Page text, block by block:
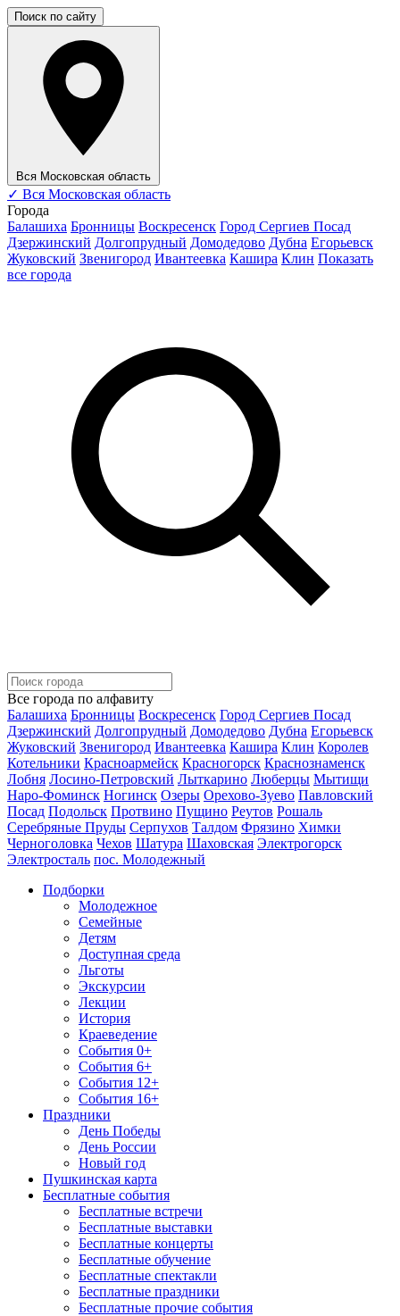
Поиск по сайту
Вся Московская область
✓ Вся Московская область
Города
Балашиха Бронницы Воскресенск Город Сергиев Посад
Дзержинский Долгопрудный Домодедово Дубна Егорьевск
Жуковский Звенигород Ивантеевка Кашира Клин Показать
все города
Все города по алфавиту
Балашиха Бронницы Воскресенск Город Сергиев Посад
Дзержинский Долгопрудный Домодедово Дубна Егорьевск
Жуковский Звенигород Ивантеевка Кашира Клин Королев
Котельники Красноармейск Красногорск Краснознаменск
Лобня Лосино-Петровский Лыткарино Люберцы Мытищи
Наро-Фоминск Ногинск Озеры Орехово-Зуево Павловский
Посад Подольск Протвино Пущино Реутов Рошаль
Серебряные Пруды Серпухов Талдом Фрязино Химки
Черноголовка Чехов Шатура Шаховская Электрогорск
Электросталь пос. Молодежный
Подборки
Молодежное
Семейные
Детям
Доступная среда
Льготы
Экскурсии
Лекции
История
Краеведение
События 0+
События 6+
События 12+
События 16+
Праздники
День Победы
День России
Новый год
Пушкинская карта
Бесплатные события
Бесплатные встречи
Бесплатные выставки
Бесплатные концерты
Бесплатные обучение
Бесплатные спектакли
Бесплатные праздники
Бесплатные прочие события